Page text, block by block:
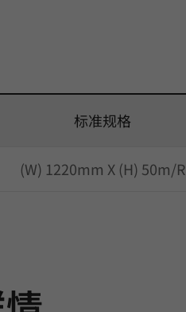
标准规格
(W) 1220mm X (H) 50m/R